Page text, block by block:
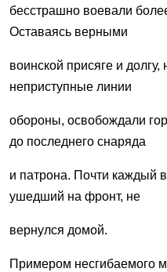
бесстрашно воевали
Оставаясь верными
воинской присяге и
неприступные линии
обороны, освобождали
до последнего снаряда
и патрона. Почти каждый
ушедший на фронт, не
вернулся домой.
Примером несгибаемого